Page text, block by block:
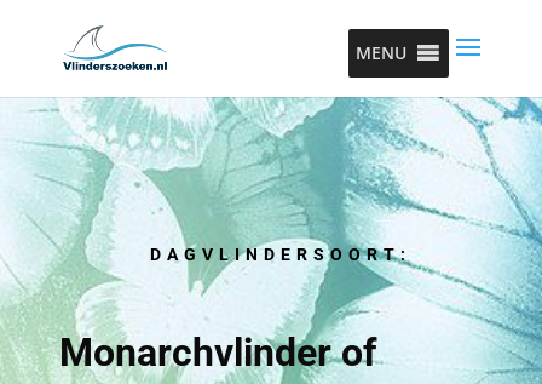
MENU
DAGVLINDERSOORT:
Monarchvlinder of